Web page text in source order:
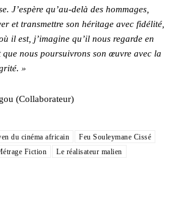
J’espère qu’au-delà des hommages,
et transmettre son héritage avec fidélité,
il est, j’imagine qu’il nous regarde en
nous poursuivrons son œuvre avec la
»
(Collaborateur)
du cinéma africain
Feu Souleymane Cissé
Fiction
Le réalisateur malien